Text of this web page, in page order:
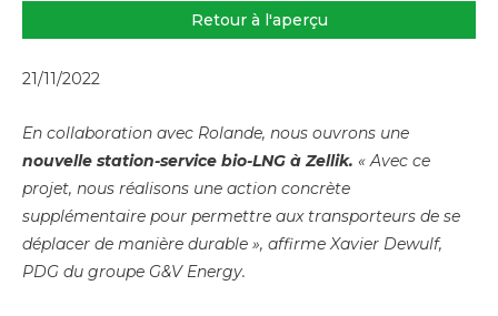
Retour à l'aperçu
21/11/2022
En collaboration avec Rolande, nous ouvrons une
nouvelle station-service bio-LNG à Zellik. « Avec ce
projet, nous réalisons une action concrète
supplémentaire pour permettre aux transporteurs de se
déplacer de manière durable », affirme Xavier Dewulf,
PDG du groupe G&V Energy.